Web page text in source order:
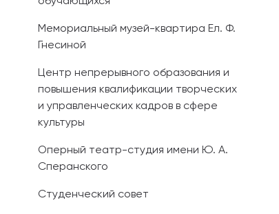
Мемориальный музей-квартира Ел. Ф.
Гнесиной
Центр непрерывного образования и
повышения квалификации творческих
и управленческих кадров в сфере
культуры
Оперный театр-студия имени Ю. А.
Сперанского
Студенческий совет